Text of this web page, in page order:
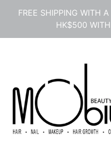
ン
FREE SHIPPING WITH
HK$500